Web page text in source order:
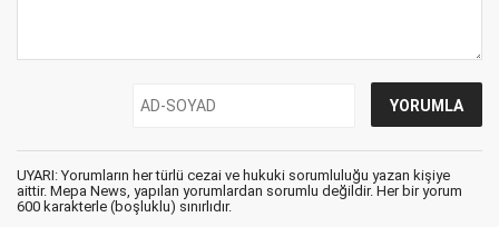
UYARI: Yorumların her türlü cezai ve hukuki sorumluluğu yazan kişiye
aittir. Mepa News, yapılan yorumlardan sorumlu değildir. Her bir yorum
600 karakterle (boşluklu) sınırlıdır.